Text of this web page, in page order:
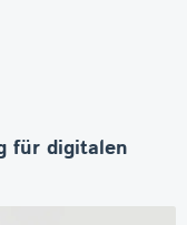
für digitalen